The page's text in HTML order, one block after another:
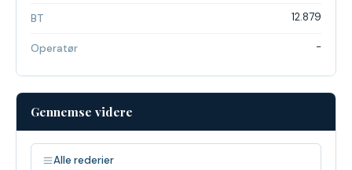
BT 12.879
Operatør -
Gennemse videre
Alle rederier